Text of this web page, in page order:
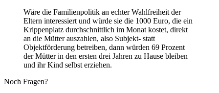
Wäre die Familienpolitik an echter Wahlfreiheit der
Eltern interessiert und würde sie die 1000 Euro, die ein
Krippenplatz durchschnittlich im Monat kostet, direkt
an die Mütter auszahlen, also Subjekt- statt
Objektförderung betreiben, dann würden 69 Prozent
der Mütter in den ersten drei Jahren zu Hause bleiben
und ihr Kind selbst erziehen.
Noch Fragen?